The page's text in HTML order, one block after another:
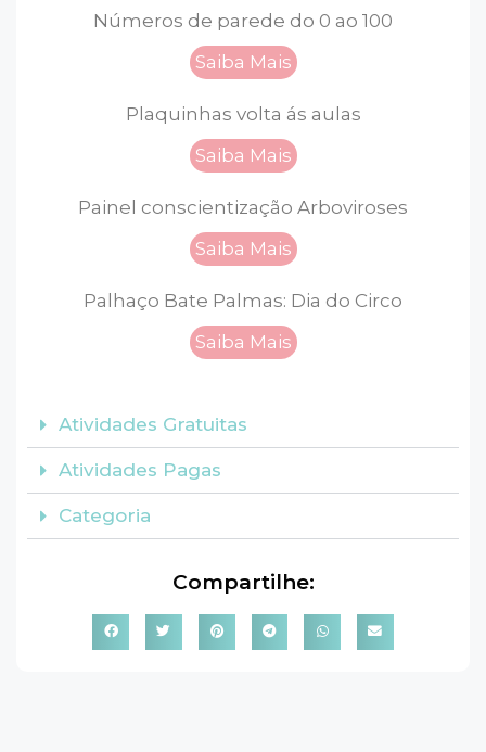
Números de parede do 0 ao 100
Saiba Mais
Plaquinhas volta ás aulas
Saiba Mais
Painel conscientização Arboviroses
Saiba Mais
Palhaço Bate Palmas: Dia do Circo
Saiba Mais
Atividades Gratuitas
Atividades Pagas
Categoria
Compartilhe: